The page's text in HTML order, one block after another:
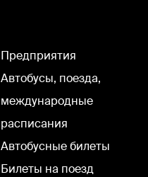
Предприятия
Автобусы, поезда,
международные
расписания
Автобусные билеты
Билеты на поезд